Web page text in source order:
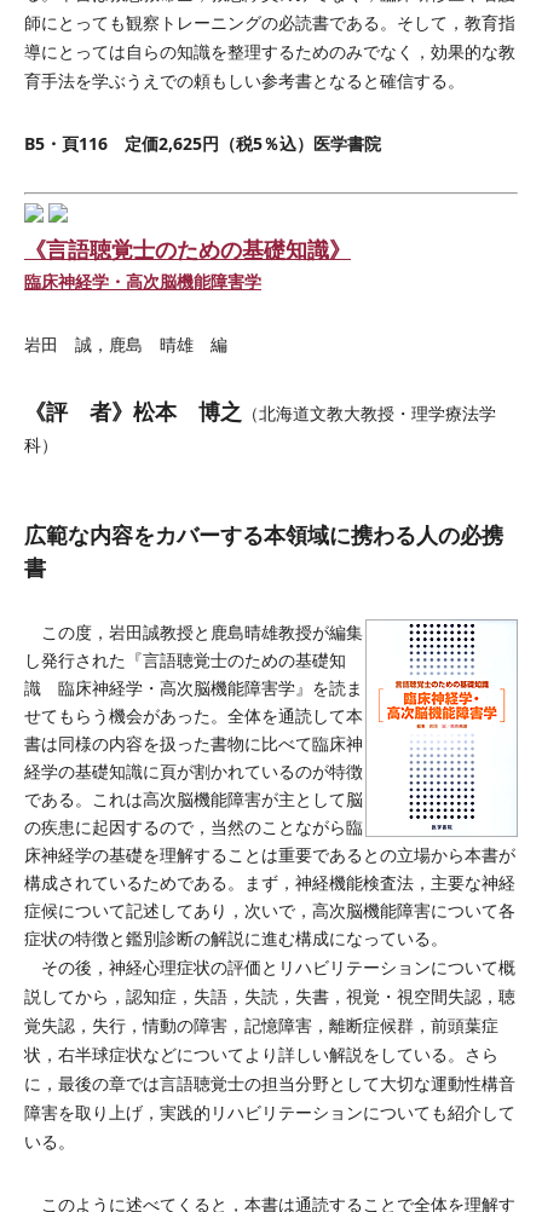
師にとっても観察トレーニングの必読書である。そして，教育指
導にとっては自らの知識を整理するためのみでなく，効果的な教
育手法を学ぶうえでの頼もしい参考書となると確信する。
B5・頁116 定価2,625円（税5％込）医学書院
《言語聴覚士のための基礎知識》
臨床神経学・高次脳機能障害学
岩田 誠，鹿島 晴雄 編
《評 者》松本 博之 （北海道文教大教授・理学療法学
科）
広範な内容をカバーする本領域に携わる人の必携
書
この度，岩田誠教授と鹿島晴雄教授が編集
し発行された『言語聴覚士のための基礎知
識 臨床神経学・高次脳機能障害学』を読ま
せてもらう機会があった。全体を通読して本
書は同様の内容を扱った書物に比べて臨床神
経学の基礎知識に頁が割かれているのが特徴
である。これは高次脳機能障害が主として脳
の疾患に起因するので，当然のことながら臨
床神経学の基礎を理解することは重要であるとの立場から本書が
構成されているためである。まず，神経機能検査法，主要な神経
症候について記述してあり，次いで，高次脳機能障害について各
症状の特徴と鑑別診断の解説に進む構成になっている。
その後，神経心理症状の評価とリハビリテーションについて概
説してから，認知症，失語，失読，失書，視覚・視空間失認，聴
覚失認，失行，情動の障害，記憶障害，離断症候群，前頭葉症
状，右半球症状などについてより詳しい解説をしている。さら
に，最後の章では言語聴覚士の担当分野として大切な運動性構音
障害を取り上げ，実践的リハビリテーションについても紹介して
いる。
このように述べてくると，本書は通読することで全体を理解す